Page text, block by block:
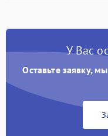
У Вас
Оставьте заявку,